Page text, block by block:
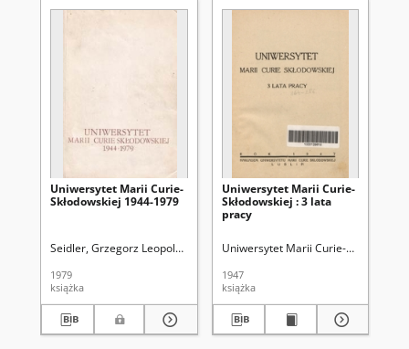
Uniwersytet Marii Curie-
Skłodowskiej 1944-1979
Seidler, Grzegorz Leopold (1913-2004). Red. Orłowski, Ryszard (1927-
1979
książka
Uniwersytet Marii Curie-
Skłodowskiej : 3 lata
pracy
Uniwersytet Marii Curie-
1947
książka